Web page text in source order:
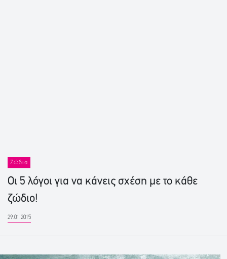
Ζώδια
Οι 5 λόγοι για να κάνεις σχέση με το κάθε
ζώδιο!
29.01.2015